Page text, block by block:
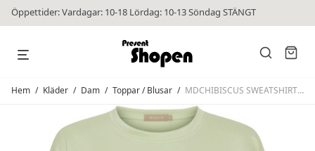
Öppettider: Vardagar: 10-18 Lördag: 10-13 Söndag STÄNGT
Hem / Kläder / Dam / Toppar / Blusar / MDCHIBISCUS SWEATSHIRT Green